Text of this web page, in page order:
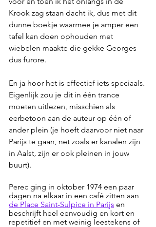
Krook zag staan dacht ik, dus met dit
dunne boekje waarmee je amper een
tafel kan doen ophouden met
wiebelen maakte die gekke Georges
dus furore.
En ja hoor het is effectief iets speciaals.
Eigenlijk zou je dit in één trance
moeten uitlezen, misschien als
eerbetoon aan de auteur op één of
ander plein (je hoeft daarvoor niet naar
Parijs te gaan, net zoals er kanalen zijn
in Aalst, zijn er ook pleinen in jouw
buurt).
Perec ging in oktober 1974 een paar
dagen na elkaar in een café zitten aan
de Place Saint-Sulpice in Parijs en
beschrijft heel eenvoudig en kort en
repetitief en met weinig leestekens of